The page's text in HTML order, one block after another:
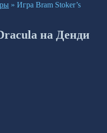
» Игра Bram Stoker’s
на Денди